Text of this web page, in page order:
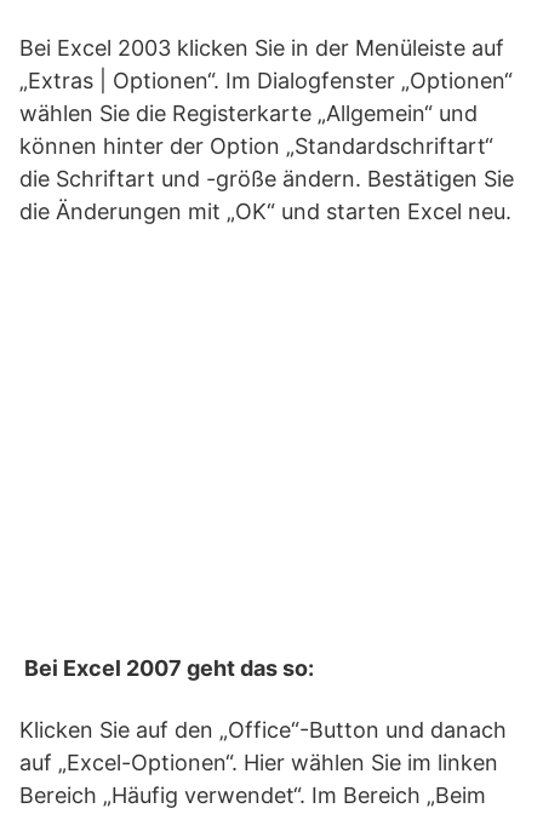
Bei Excel 2003 klicken Sie in der Menüleiste auf
„Extras | Optionen“. Im Dialogfenster „Optionen“
wählen Sie die Registerkarte „Allgemein“ und
können hinter der Option „Standardschriftart“
die Schriftart und -größe ändern. Bestätigen Sie
die Änderungen mit „OK“ und starten Excel neu.
Bei Excel 2007 geht das so:
Klicken Sie auf den „Office“-Button und danach
auf „Excel-Optionen“. Hier wählen Sie im linken
Bereich „Häufig verwendet“. Im Bereich „Beim